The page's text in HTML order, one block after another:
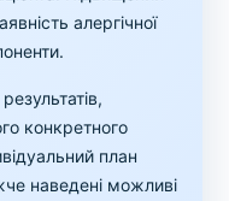
алергічної
конкретного
план
наведені можливі